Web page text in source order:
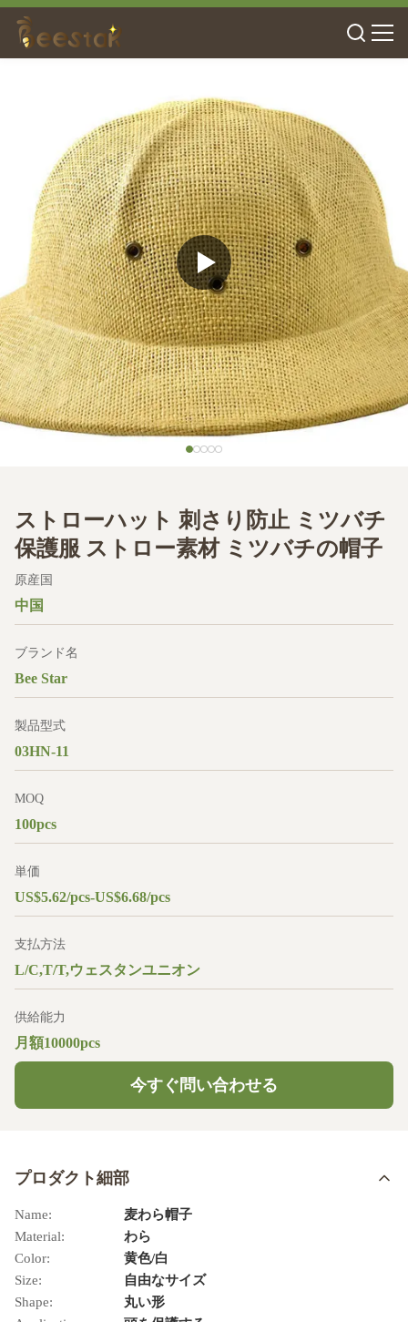
ストローハット 刺さり防止 ミツバチ
保護服 ストロー素材 ミツバチの帽子
原産国
中国
ブランド名
Bee Star
製品型式
03HN-11
MOQ
100pcs
単価
US$5.62/pcs-US$6.68/pcs
支払方法
L/C,T/T,ウェスタンユニオン
供給能力
月額10000pcs
今すぐ問い合わせる
プロダクト細部
Name:
麦わら帽子
Material:
わら
Color:
黄色/白
Size:
自由なサイズ
Shape:
丸い形